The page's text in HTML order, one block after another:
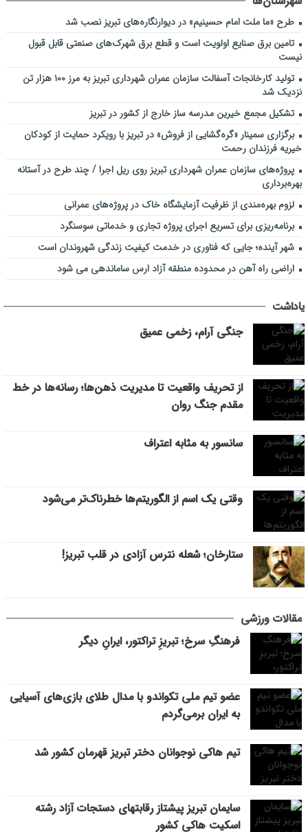
طرح «ما ملت امام حسینیم» در دیوارنگاره‌های تبریز نصب شد
تامین برق صنایع اولویت است و قطع برق شهرک‌های صنعتی قابل قبول
نیست
تولید کارخانجات آسفالت سازمان عمران شهرداری تبریز به مرز ۱۰۰ هزار تن
نزدیک شد
تشکیل مجمع خیرین مدرسه ‌ساز خارج از کشور در تبریز
برگزاری سمینار «گره‌گشایی از فروش» در تبریز با رویکرد حمایت از کودکان
خیریه فرزندان رحمت
پروژه‌های سازمان عمران شهرداری تبریز روی ریل اجرا / چند طرح در آستانه
بهره‌برداری
لزوم بهره‌مندی از ظرفیت آزمایشگاه خاک در پروژه‌های عمرانی
برنامه‌ریزی برای تسریع اجرای پروژه تجاری و خدماتی سوسنگرد
شهر آینده؛ جایی که فناوری در خدمت کیفیت زندگی شهروندان است
اراضی راه آهن در محدوده منطقه آزاد ارس ساماندهی می شود
یاداشت
جنگی آرام، زخمی عمیق
از تحریف واقعیت تا مدیریت ذهن‌ها؛ رسانه‌ها در خط
مقدم جنگ روان
سانسور به مثابه اعتراف
وقتی یک اسم از الگوریتم‌ها خطرناک‌تر می‌شود
ستارخان؛ شعله نترس آزادی در قلب تبریز!
مقالات ورزشی
فرهنگِ سرخ؛ تبریزِ تراکتور، ایرانِ دیگر
عضو تیم ملی تکواندو با مدال طلای بازی‌های آسیایی
به ایران برمی‌گردم
تیم هاکی نوجوانان دختر تبریز قهرمان کشور شد
سایمان تبریز پیشتاز رقابتهای دستجات آزاد رشته
اسکیت هاکی کشور